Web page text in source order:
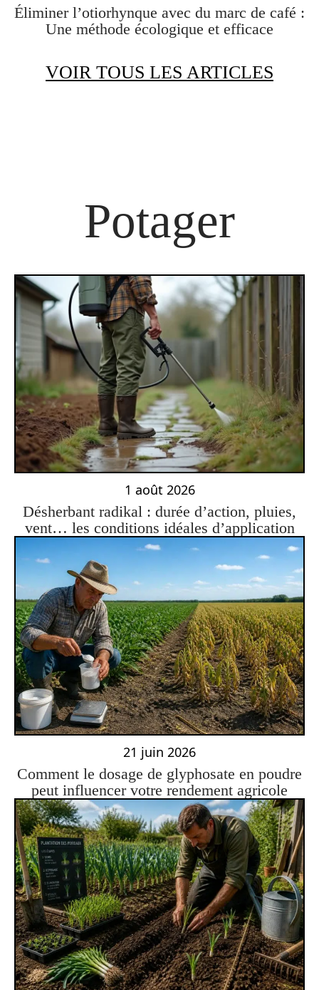
Éliminer l’otiorhynque avec du marc de café :
Une méthode écologique et efficace
VOIR TOUS LES ARTICLES
Potager
1 août 2026
Désherbant radikal : durée d’action, pluies,
vent… les conditions idéales d’application
21 juin 2026
Comment le dosage de glyphosate en poudre
peut influencer votre rendement agricole